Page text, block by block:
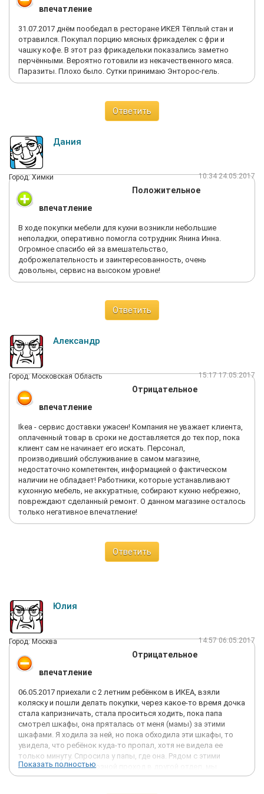
впечатление
31.07.2017 днём пообедал в ресторане ИКЕЯ Тёплый стан и
отравился. Покупал порцию мясных фрикаделек с фри и
чашку кофе. В этот раз фрикадельки показались заметно
перчёнными. Вероятно готовили из некачественного мяса.
Паразиты. Плохо было. Сутки принимаю Энторос-гель.
Ответить
Дания
Город: Химки 10:34 24.05.2017
Положительное
впечатление
В ходе покупки мебели для кухни возникли небольшие
неполадки, оперативно помогла сотрудник Янина Инна.
Огромное спасибо ей за вмешательство,
доброжелательность и заинтересованность, очень
довольны, сервис на высоком уровне!
Ответить
Александр
Город: Московская Область 15:17 17.05.2017
Отрицательное
впечатление
Ikea - сервис доставки ужасен! Компания не уважает клиента,
оплаченный товар в сроки не доставляется до тех пор, пока
клиент сам не начинает его искать. Персонал,
производивший обслуживание в самом магазине,
недостаточно компетентен, информацией о фактическом
наличии не обладает! Работники, которые устанавливают
кухонную мебель, не аккуратные, собирают кухню небрежно,
повреждают сделанный ремонт. О данном магазине осталось
только негативное впечатление!
Ответить
Юлия
Город: Москва 14:57 06.05.2017
Отрицательное
впечатление
06.05.2017 приехали с 2 летним ребёнком в ИКЕА, взяли
коляску и пошли делать покупки, через какое-то время дочка
стала капризничать, стала проситься ходить, пока папа
смотрел шкафы, она пряталась от меня (мамы) за этими
шкафами. Я ходила за ней, но пока обходила эти шкафы, то
увидела, что ребёнок куда-то пропал, хотя не видела ее
только минуту. Спросила у папы, где она. Рядом с этими
шкафчиками был сквозной проход в другой отдел, мы
разделились, стали искать, побежали к охраннику, который
Показать полностью